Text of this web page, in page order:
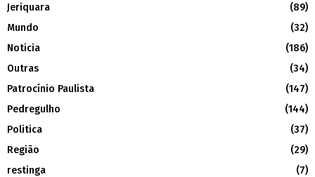
Jeriquara
(89)
Mundo
(32)
Noticia
(186)
Outras
(34)
Patrocínio Paulista
(147)
Pedregulho
(144)
Politica
(37)
Região
(29)
restinga
(7)